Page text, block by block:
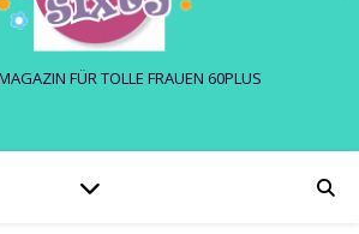
FÜR TOLLE FRAUEN 60PLUS